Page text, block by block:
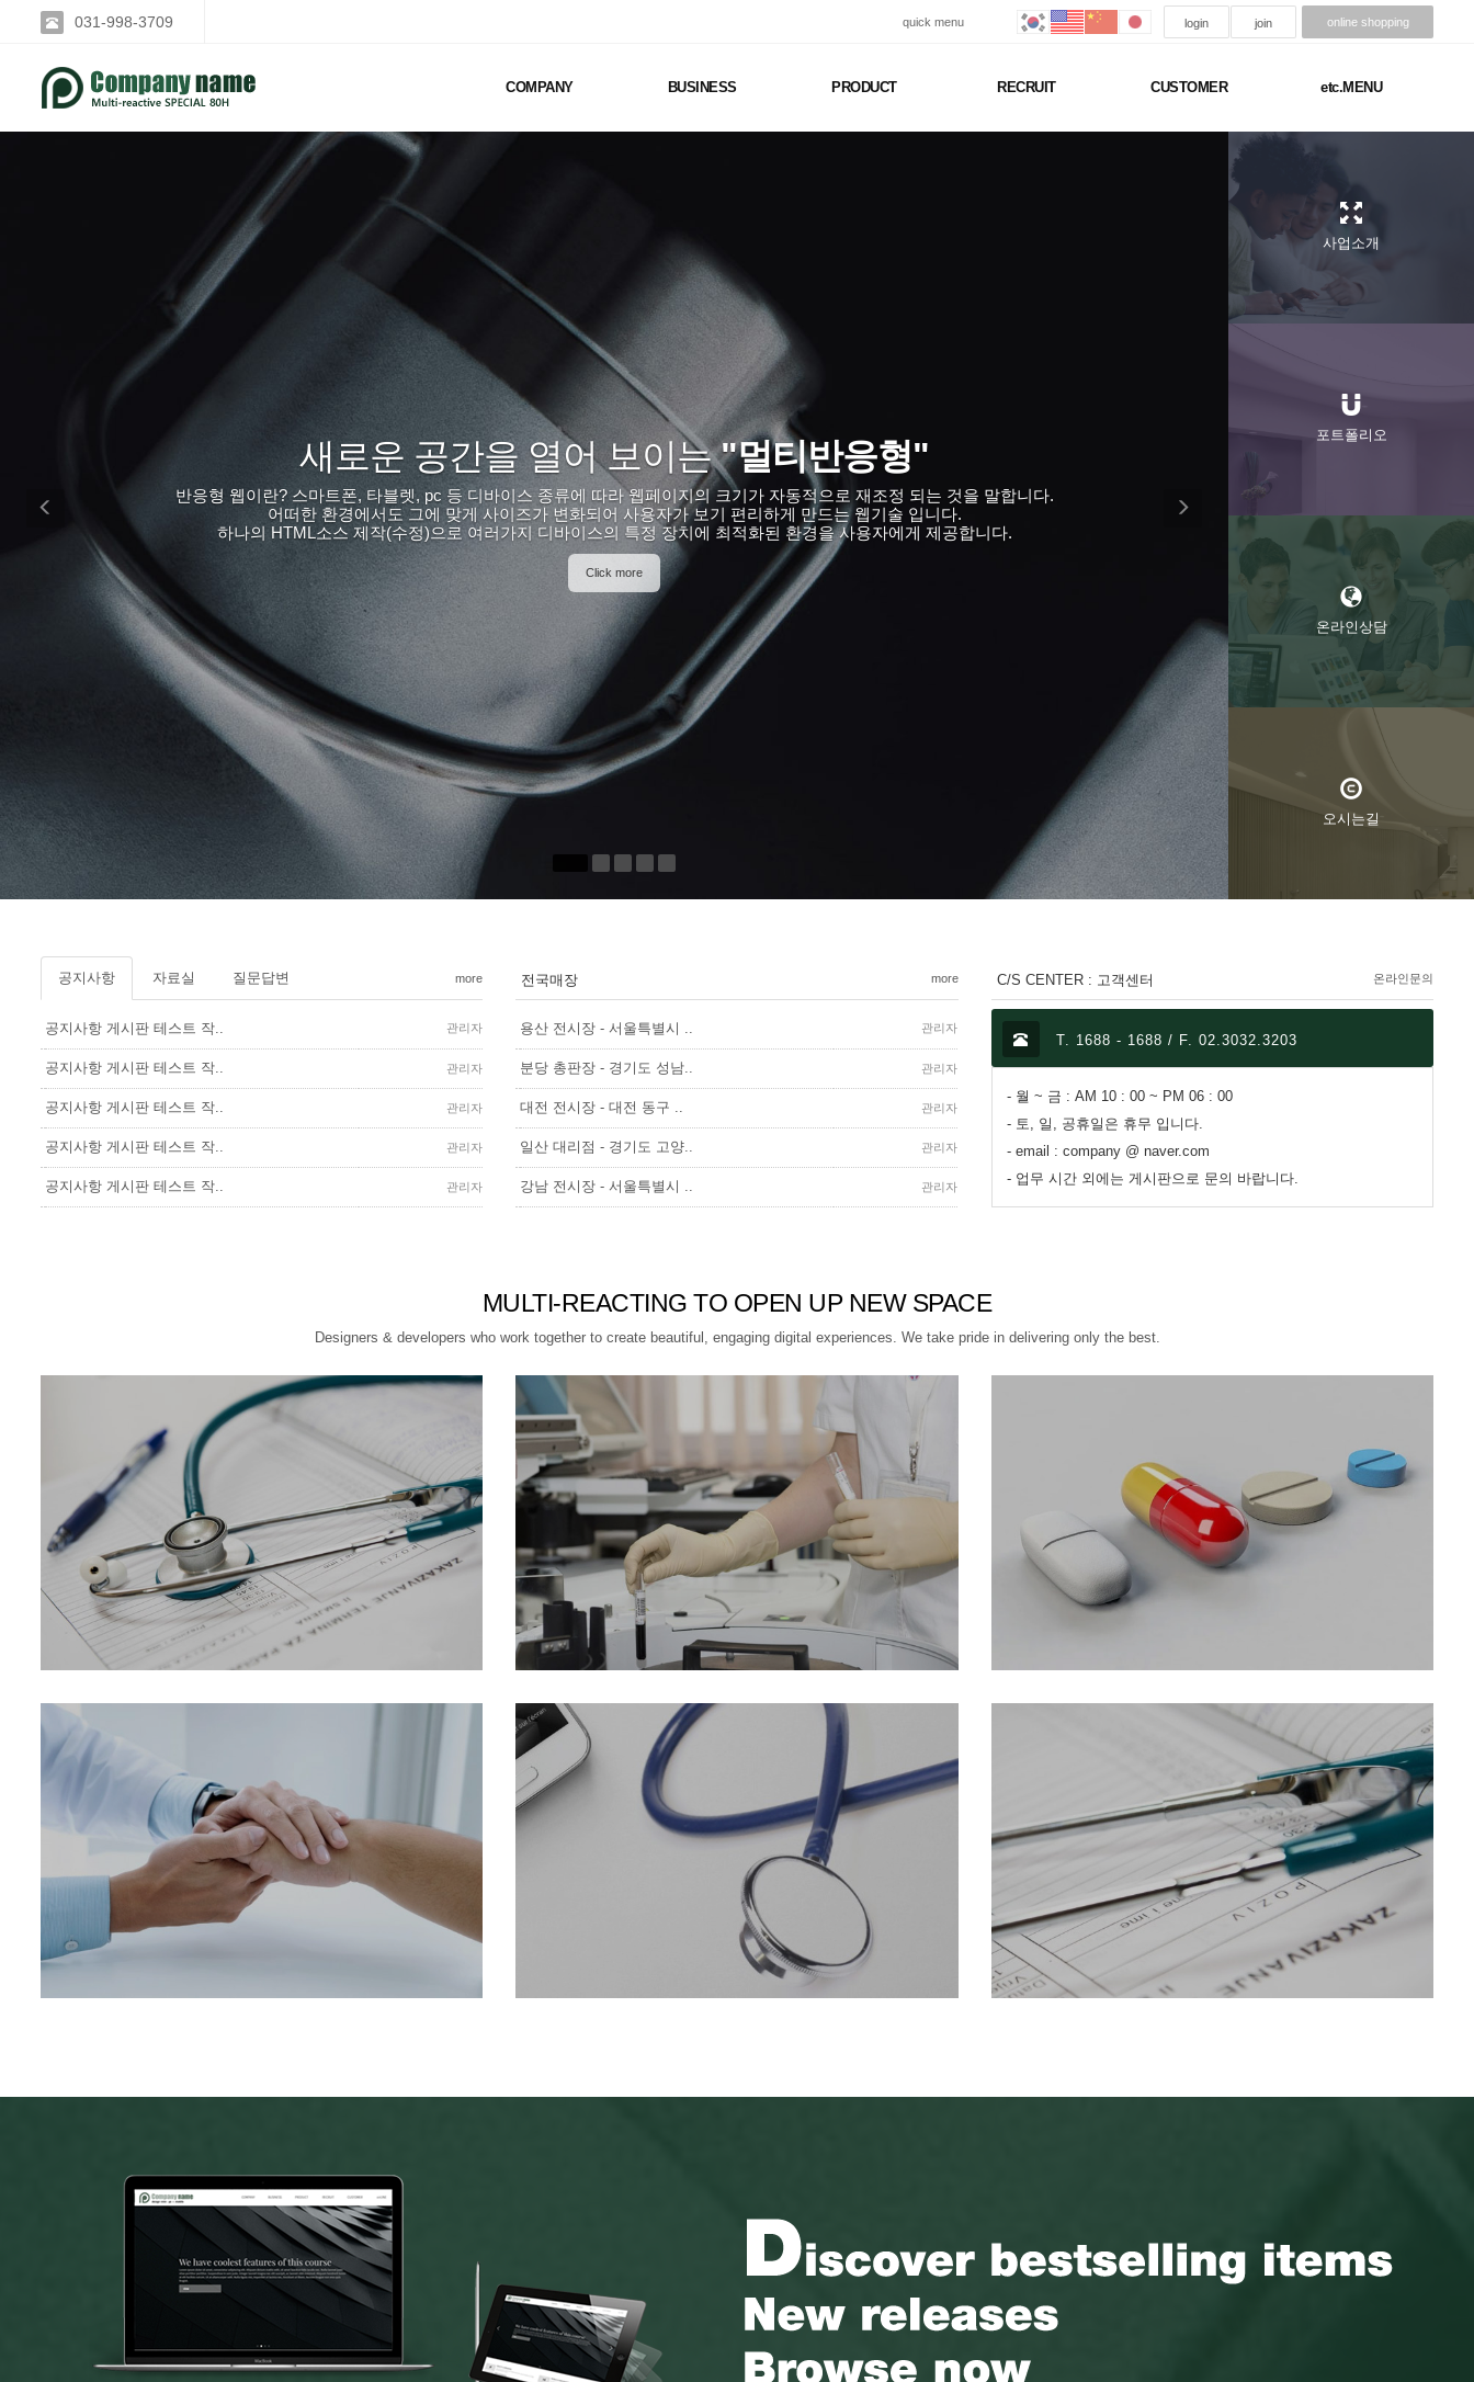
031-998-3709 quick menu login join online shopping
COMPANY BUSINESS PRODUCT RECRUIT CUSTOMER etc.MENU
초보사용자를 위한 다양한 레이아웃 모듈
모듈 디자인은 다양한 가능성을 미리 계산하여야만 만들어질 수 있다. 결말이 열려 있는 구조의 이야기처럼 디자이너의 상상력과 사용자의 상상력
이 모듈이라는 형식을 통해서 조우한다. 여기에서 중요한 점은 각기 독립적인 모듈임에도 서로 조화가 이루어져야 한다는 것이다.
Click more
사업소개
포트폴리오
온라인상담
오시는길
공지사항 자료실 질문답변 more
공지사항 게시판 테스트 작.. 관리자
공지사항 게시판 테스트 작.. 관리자
공지사항 게시판 테스트 작.. 관리자
공지사항 게시판 테스트 작.. 관리자
공지사항 게시판 테스트 작.. 관리자
전국매장 more
용산 전시장 - 서울특별시 .. 관리자
분당 총판장 - 경기도 성남.. 관리자
대전 전시장 - 대전 동구 .. 관리자
일산 대리점 - 경기도 고양.. 관리자
강남 전시장 - 서울특별시 .. 관리자
C/S CENTER : 고객센터 온라인문의
T. 1688 - 1688 / F. 02.3032.3203
- 월 ~ 금 : AM 10 : 00 ~ PM 06 : 00
- 토, 일, 공휴일은 휴무 입니다.
- email : company @ naver.com
- 업무 시간 외에는 게시판으로 문의 바랍니다.
MULTI-REACTING TO OPEN UP NEW SPACE
Designers & developers who work together to create beautiful, engaging digital experiences. We take pride in delivering only the best.